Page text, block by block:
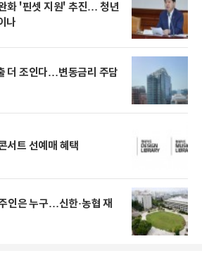
화 '핀셋 지원' 추진… 청년
나
더 조인다…변동금리 주담
서트 선예매 혜택
인은 누구…신한·농협 재